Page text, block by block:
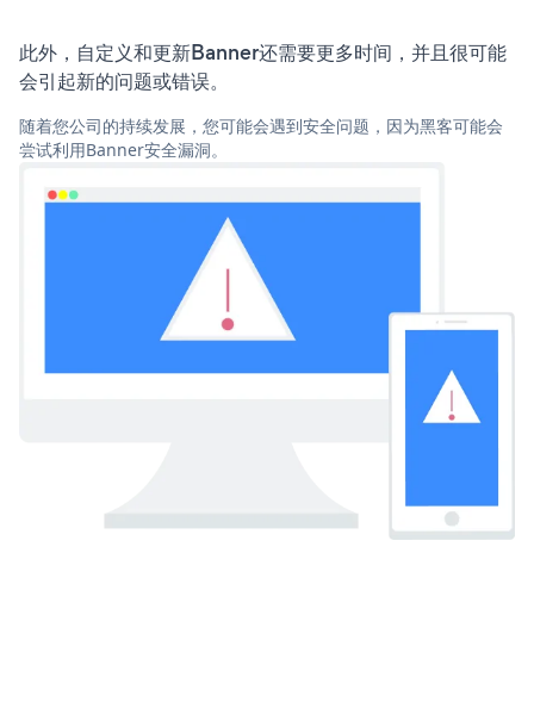
此外，自定义和更新Banner还需要更多时间，并且很可能
会引起新的问题或错误。
随着您公司的持续发展，您可能会遇到安全问题，因为黑客可能会
尝试利用Banner安全漏洞。